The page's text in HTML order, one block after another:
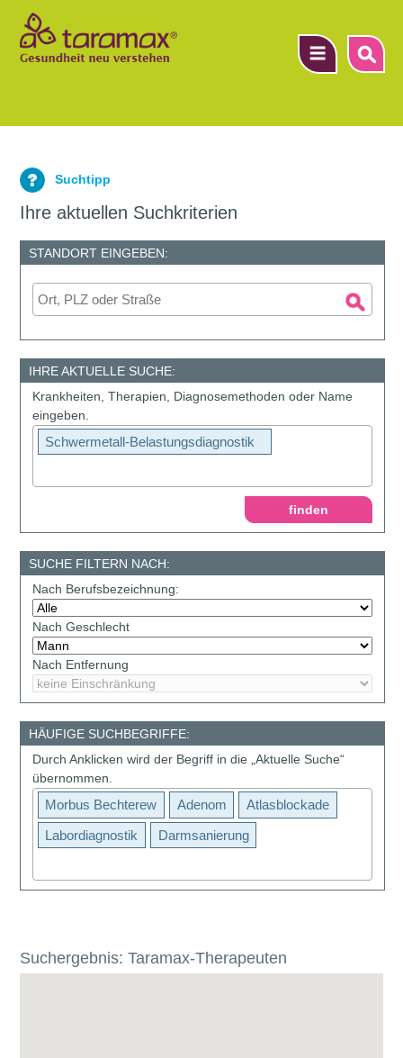
Suchtipp
Ihre aktuellen Suchkriterien
STANDORT EINGEBEN:
IHRE AKTUELLE SUCHE:
Krankheiten, Therapien, Diagnosemethoden oder Name
eingeben.
Schwermetall-Belastungsdiagnostik
SUCHE FILTERN NACH:
Nach Berufsbezeichnung:
Nach Geschlecht
Nach Entfernung
HÄUFIGE SUCHBEGRIFFE:
Durch Anklicken wird der Begriff in die „Aktuelle Suche“
übernommen.
Morbus Bechterew Adenom
Atlasblockade
Labordiagnostik
Darmsanierung
Suchergebnis: Taramax-Therapeuten